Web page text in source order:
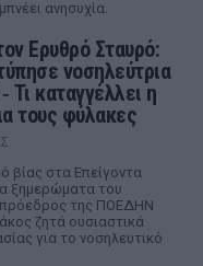
ανησυχία.
Ερυθρό Σταυρό:
νοσηλεύτρια
Τι καταγγέλλει η
τους φύλακες
βίας στα Επείγοντα
ξημερώματα του
της ΠΟΕΔΗΝ
ζητά ουσιαστικά
για το νοσηλευτικό